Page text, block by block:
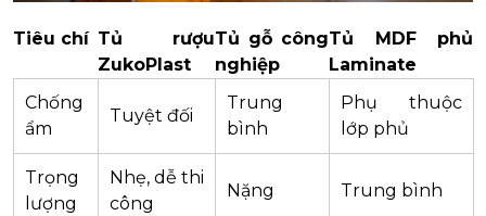
Tiêu chí Tủ rượu
ZukoPlast
Tủ gỗ công
nghiệp
Tủ MDF phủ
Laminate
Chống
ẩm
Tuyệt đối
Trung
bình
Phụ thuộc
lớp phủ
Trọng
lượng
Nhẹ, dễ thi
công
Nặng Trung bình